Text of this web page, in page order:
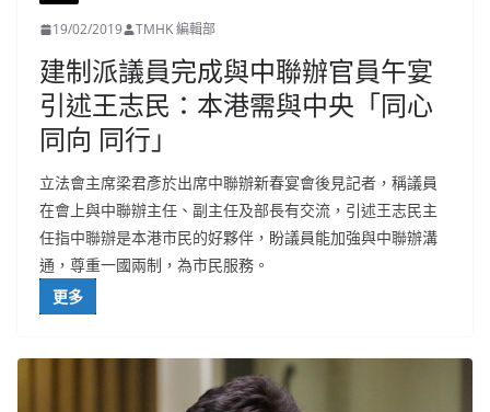
19/02/2019 TMHK 編輯部
建制派議員完成與中聯辦官員午宴
引述王志民：本港需與中央「同心
同向 同行」
立法會主席梁君彥於出席中聯辦新春宴會後見記者，稱議員
在會上與中聯辦主任、副主任及部長有交流，引述王志民主
任指中聯辦是本港市民的好夥伴，盼議員能加強與中聯辦溝
通，尊重一國兩制，為市民服務。
更多